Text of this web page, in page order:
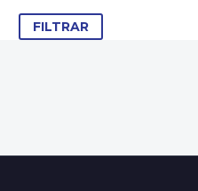
Precio
mínimo
Precio
máximo
FILTRAR